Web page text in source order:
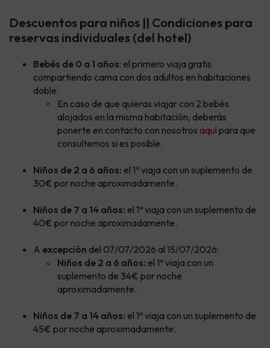
Descuentos para niños || Condiciones para
reservas individuales (del hotel)
Bebés de 0 a 1 años: el primero viaja gratis
compartiendo cama con dos adultos en habitaciones
doble.
En caso de que quieras viajar con 2 bebés
alojados en la misma habitación, deberás
ponerte en contacto con nosotros aquípara que
consultemos si es posible.
Niños de 2 a 6 años: el 1º viaja con un suplemento de
30€ por noche aproximadamente.
Niños de 7 a 14 años: el 1º viaja con un suplemento de
40€ por noche aproximadamente.
A excepción del 07/07/2026 al 15/07/2026:
Niños de 2 a 6 años: el 1º viaja con un
suplemento de 34€ por noche
aproximadamente.
Niños de 7 a 14 años: el 1º viaja con un suplemento de
45€ por noche aproximadamente.